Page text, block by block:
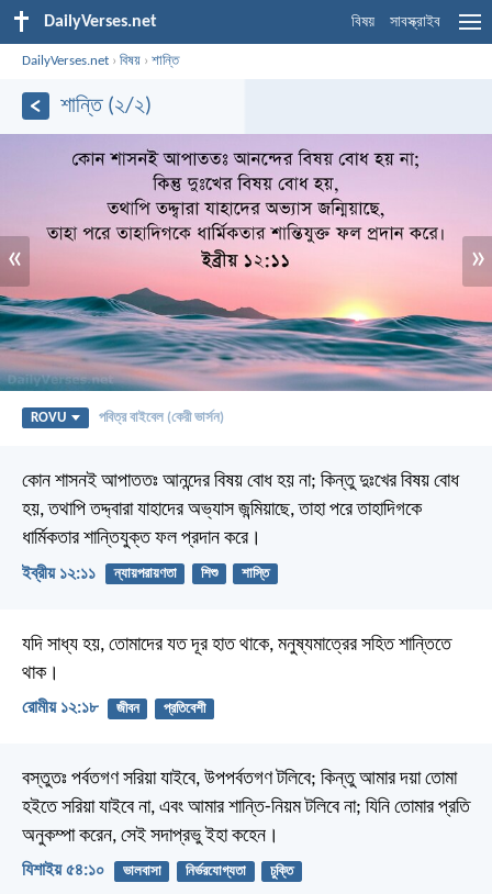
DailyVerses.net বিষয় সাবস্ক্রাইব
DailyVerses.net ›বিষয় ›শান্তি
শান্তি (২/২)
« »
ROVU পবিত্র বাইবেল (কেরী ভার্সন)
কোন শাসনই আপাততঃ আনন্দের বিষয় বোধ হয় না; কিন্তু দুঃখের বিষয় বোধ
হয়, তথাপি তদ্দ্বারা যাহাদের অভ্যাস জন্মিয়াছে, তাহা পরে তাহাদিগকে
ধার্মিকতার শান্তিযুক্ত ফল প্রদান করে।
ইব্রীয় ১২:১১ ন্যায়পরায়ণতা শিশু শাস্তি
যদি সাধ্য হয়, তোমাদের যত দূর হাত থাকে, মনুষ্যমাত্রের সহিত শান্তিতে
থাক।
রোমীয় ১২:১৮ জীবন প্রতিবেশী
বস্তুতঃ পর্বতগণ সরিয়া যাইবে, উপপর্বতগণ টলিবে; কিন্তু আমার দয়া তোমা
হইতে সরিয়া যাইবে না, এবং আমার শান্তি-নিয়ম টলিবে না; যিনি তোমার প্রতি
অনুকম্পা করেন, সেই সদাপ্রভু ইহা কহেন।
যিশাইয় ৫৪:১০ ভালবাসা নির্ভরযোগ্যতা চুক্তি